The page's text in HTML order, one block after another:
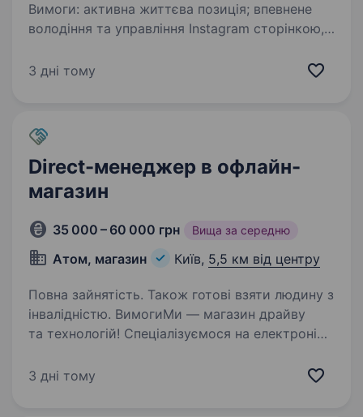
Вимоги: активна життєва позиція; впевнене
володіння та управління Instagram сторінкою,
фото та відео, зйомка контенту. живий інтерес
3 дні тому
Direct-менеджер в офлайн-
магазин
35 000 – 60 000 грн Вища за середню
Атом, магазин Київ, 5,5 км від центру
Повна зайнятість. Також готові взяти людину з
інвалідністю. ВимогиМи — магазин драйву
та технологій! Спеціалізуємося на електроніці,
та активного відпочинку. Шукаємо в команду
3 дні тому